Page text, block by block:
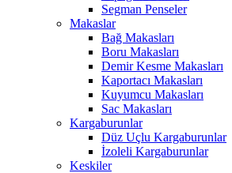
Segman Penseler
Makaslar
Bağ Makasları
Boru Makasları
Demir Kesme Makasları
Kaportacı Makasları
Kuyumcu Makasları
Sac Makasları
Kargaburunlar
Düz Uçlu Kargaburunlar
İzoleli Kargaburunlar
Keskiler